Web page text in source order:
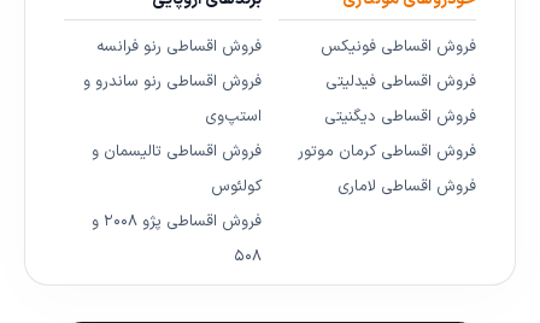
فروش اقساطی فونیکس
فروش اقساطی فیدلیتی
فروش اقساطی دیگنیتی
فروش اقساطی کرمان موتور
فروش اقساطی لاماری
فروش اقساطی رنو فرانسه
فروش اقساطی رنو ساندرو و
استپ‌وی
فروش اقساطی تالیسمان و
کولئوس
فروش اقساطی پژو ۲۰۰۸ و
۵۰۸